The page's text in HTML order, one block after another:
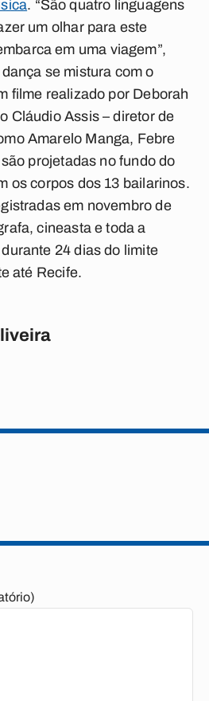
. “São quatro linguagens
um olhar para este
em uma viagem”,
se mistura com o
filme realizado por Deborah
Cláudio Assis – diretor de
Amarelo Manga, Febre
projetadas no fundo do
os corpos dos 13 bailarinos.
em novembro de
cineasta e toda a
24 dias do limite
até Recife.